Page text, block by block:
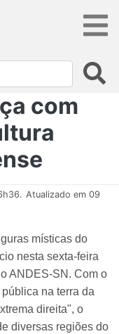
com
Atualizado em 09
místicas do
nesta sexta-feira
ANDES-SN. Com o
na terra da
direita", o
diversas regiões do